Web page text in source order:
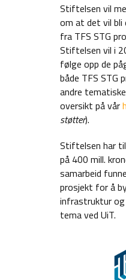
Stiftelsen vil
om at det vil bli
fra TFS STG
Stiftelsen vil i
følge opp de
både TFS STG
andre
oversikt på vår
støtter).
Stiftelsen har
på 400 mill.
samarbeid
prosjekt for å
infrastruktur
tema ved UiT.